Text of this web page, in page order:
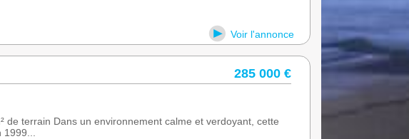
Voir l'annonce
285 000 €
de terrain Dans un environnement calme et verdoyant, cette